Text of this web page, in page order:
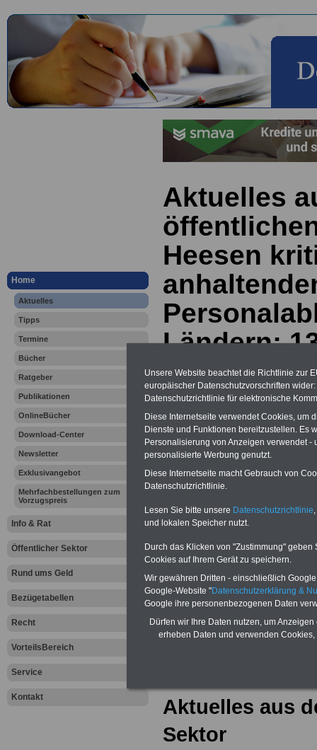
Home
Aktuelles
Tipps
Termine
Bücher
Ratgeber
Publikationen
OnlineBücher
Download-Center
Newsletter
Exklusivangebot
Mehrfachbestellungen zum
Vorzugspreis
Info & Rat
Öffentlicher Sektor
Rund ums Geld
Bezügetabellen
Recht
VorteilsBereich
Service
Kontakt
Aktuelles
Heesen
Ländern;
Vorteile für den
öffentlichen Dienst
Vergleichen und sparen:
Berufsunfähigkeitsabsicherung
-Krankenzusatzversicherung-
Online-Vergleich Gesetzliche
Krankenkassen
-
Zahnzusatzversicherung
Ihr
den Fall der
Leben
Aktuelles aus
Sektor
Unsere Website beachtet die Richtlinie zur
europäischer Datenschutzvorschriften
Datenschutzrichtlinie für elektronische
Diese Internetseite verwendet Cookies, um
Dienste und Funktionen bereitzustellen. Es
Personalisierung von Anzeigen verwendet
personalisierte Werbung genutzt.
Diese Internetseite macht Gebrauch von
Datenschutzrichtlinie.
Lesen Sie bitte unsere Datenschutzrichtlinie
und lokalen Speicher nutzt.
Durch das Klicken von "Zustimmung"
Cookies auf Ihrem Gerät zu speichern.
Wir gewähren Dritten - einschließlich
Google-Website "Datenschutzerklärung &
Google ihre personenbezogenen Daten
Dürfen wir Ihre Daten nutzen, um
erheben Daten und verwenden